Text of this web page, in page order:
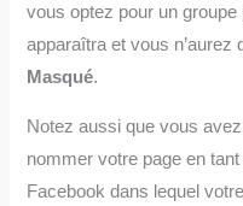
vous optez pour un
apparaîtra et vous n’aurez
Masqué.
Notez aussi que vous
nommer votre page en tant
Facebook dans lequel